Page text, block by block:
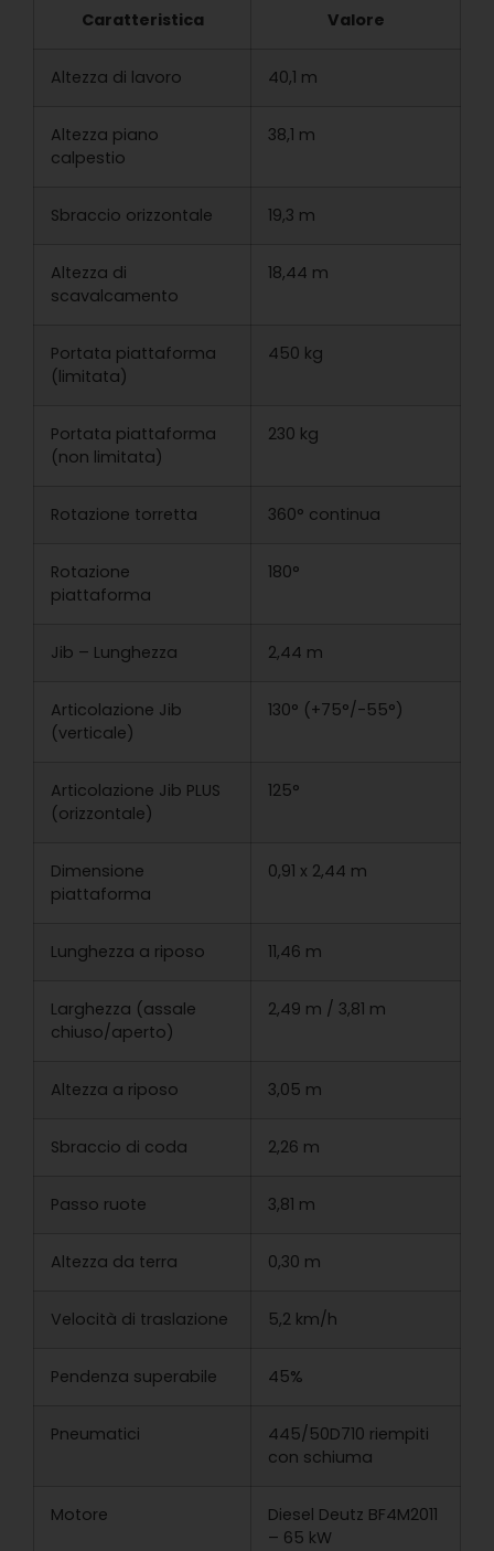
Caratteristica Valore
Altezza di lavoro 40,1 m
Altezza piano
calpestio
38,1 m
Sbraccio orizzontale 19,3 m
Altezza di
scavalcamento
18,44 m
Portata piattaforma
(limitata)
450 kg
Portata piattaforma
(non limitata)
230 kg
Rotazione torretta 360° continua
Rotazione
piattaforma
180°
Jib – Lunghezza 2,44 m
Articolazione Jib
(verticale)
130° (+75°/-55°)
Articolazione Jib PLUS
(orizzontale)
125°
Dimensione
piattaforma
0,91 x 2,44 m
Lunghezza a riposo 11,46 m
Larghezza (assale
chiuso/aperto)
2,49 m / 3,81 m
Altezza a riposo 3,05 m
Sbraccio di coda 2,26 m
Passo ruote 3,81 m
Altezza da terra 0,30 m
Velocità di traslazione 5,2 km/h
Pendenza superabile 45%
Pneumatici
445/50D710 riempiti
con schiuma
Motore
Diesel Deutz BF4M2011
– 65 kW